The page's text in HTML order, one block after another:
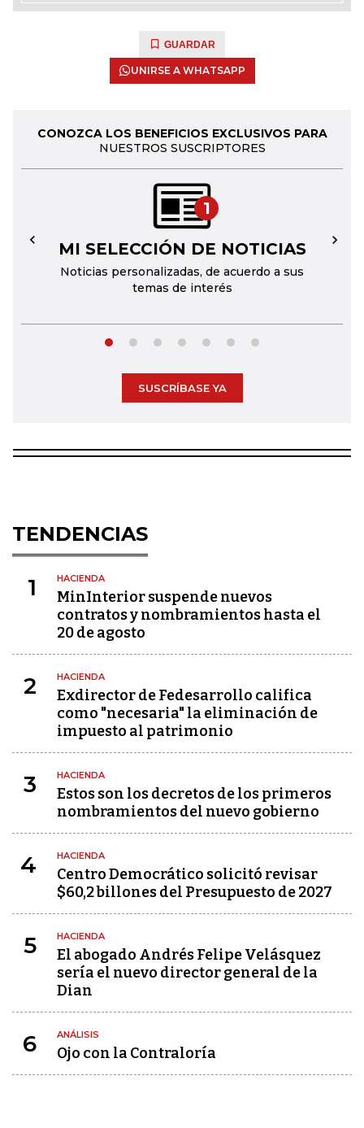
GUARDAR
UNIRSE A WHATSAPP
CONOZCA LOS BENEFICIOS EXCLUSIVOS PARA
NUESTROS SUSCRIPTORES
1
MI SELECCIÓN DE NOTICIAS
Noticias personalizadas, de acuerdo a sus
temas de interés
← →
SUSCRÍBASE YA
TENDENCIAS
1 HACIENDA
MinInterior suspende nuevos
contratos y nombramientos hasta el
20 de agosto
2 HACIENDA
Exdirector de Fedesarrollo califica
como "necesaria" la eliminación de
impuesto al patrimonio
3 HACIENDA
Estos son los decretos de los primeros
nombramientos del nuevo gobierno
4 HACIENDA
Centro Democrático solicitó revisar
$60,2 billones del Presupuesto de 2027
5 HACIENDA
El abogado Andrés Felipe Velásquez
sería el nuevo director general de la
Dian
6 ANÁLISIS
Ojo con la Contraloría